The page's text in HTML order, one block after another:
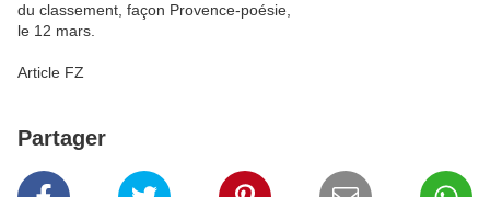
du classement, façon Provence-poésie,
le 12 mars.
Article FZ
Partager